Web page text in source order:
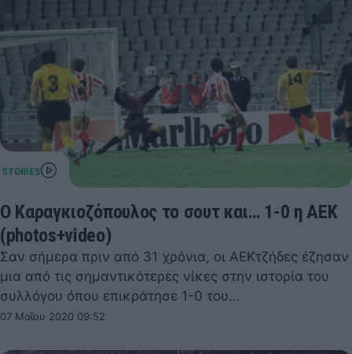
Ο Καραγκιοζόπουλος το σουτ και… 1-0 η ΑΕΚ
(photos+video)
Σαν σήμερα πριν από 31 χρόνια, οι ΑΕΚτζήδες έζησαν
μια από τις σημαντικότερες νίκες στην ιστορία του
συλλόγου όπου επικράτησε 1-0 του…
07 Μαΐου 2020 09:52